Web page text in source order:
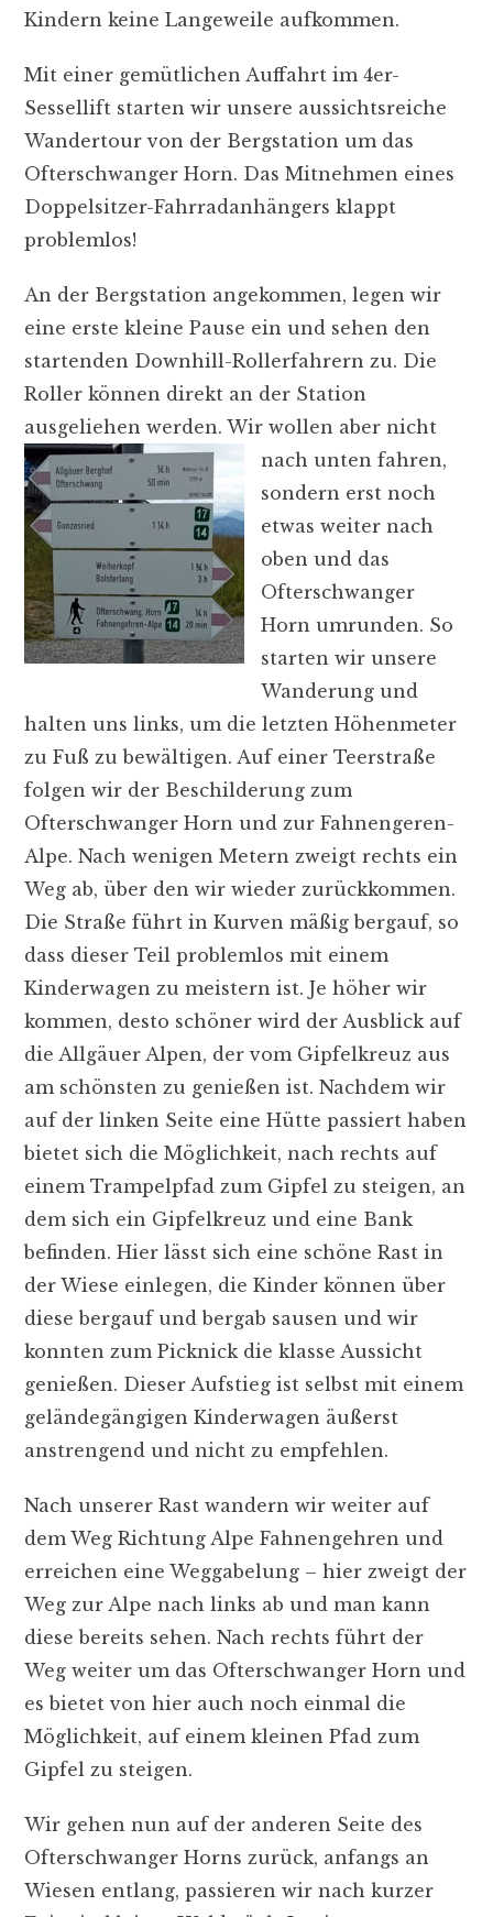
Kindern keine Langeweile aufkommen.
Mit einer gemütlichen Auffahrt im 4er-
Sessellift starten wir unsere aussichtsreiche
Wandertour von der Bergstation um das
Ofterschwanger Horn. Das Mitnehmen eines
Doppelsitzer-Fahrradanhängers klappt
problemlos!
An der Bergstation angekommen, legen wir
eine erste kleine Pause ein und sehen den
startenden Downhill-Rollerfahrern zu. Die
Roller können direkt an der Station
ausgeliehen werden. Wir wollen aber nicht
nach unten fahren,
sondern erst noch
etwas weiter nach
oben und das
Ofterschwanger
Horn umrunden. So
starten wir unsere
Wanderung und
halten uns links, um die letzten Höhenmeter
zu Fuß zu bewältigen. Auf einer Teerstraße
folgen wir der Beschilderung zum
Ofterschwanger Horn und zur Fahnengeren-
Alpe. Nach wenigen Metern zweigt rechts ein
Weg ab, über den wir wieder zurückkommen.
Die Straße führt in Kurven mäßig bergauf, so
dass dieser Teil problemlos mit einem
Kinderwagen zu meistern ist. Je höher wir
kommen, desto schöner wird der Ausblick auf
die Allgäuer Alpen, der vom Gipfelkreuz aus
am schönsten zu genießen ist. Nachdem wir
auf der linken Seite eine Hütte passiert haben
bietet sich die Möglichkeit, nach rechts auf
einem Trampelpfad zum Gipfel zu steigen, an
dem sich ein Gipfelkreuz und eine Bank
befinden. Hier lässt sich eine schöne Rast in
der Wiese einlegen, die Kinder können über
diese bergauf und bergab sausen und wir
konnten zum Picknick die klasse Aussicht
genießen. Dieser Aufstieg ist selbst mit einem
geländegängigen Kinderwagen äußerst
anstrengend und nicht zu empfehlen.
Nach unserer Rast wandern wir weiter auf
dem Weg Richtung Alpe Fahnengehren und
erreichen eine Weggabelung – hier zweigt der
Weg zur Alpe nach links ab und man kann
diese bereits sehen. Nach rechts führt der
Weg weiter um das Ofterschwanger Horn und
es bietet von hier auch noch einmal die
Möglichkeit, auf einem kleinen Pfad zum
Gipfel zu steigen.
Wir gehen nun auf der anderen Seite des
Ofterschwanger Horns zurück, anfangs an
Wiesen entlang, passieren wir nach kurzer